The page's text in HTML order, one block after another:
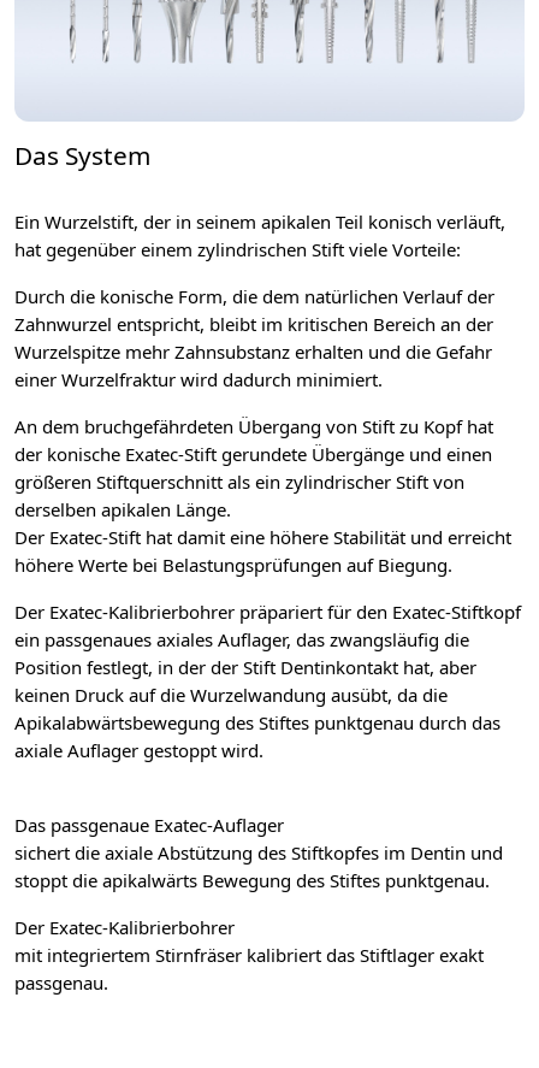
Das System
Ein Wurzelstift, der in seinem apikalen Teil konisch verläuft,
hat gegenüber einem zylindrischen Stift viele Vorteile:
Durch die konische Form, die dem natürlichen Verlauf der
Zahnwurzel entspricht, bleibt im kritischen Bereich an der
Wurzelspitze mehr Zahnsubstanz erhalten und die Gefahr
einer Wurzelfraktur wird dadurch minimiert.
An dem bruchgefährdeten Übergang von Stift zu Kopf hat
der konische Exatec-Stift gerundete Übergänge und einen
größeren Stiftquerschnitt als ein zylindrischer Stift von
derselben apikalen Länge.
Der Exatec-Stift hat damit eine höhere Stabilität und erreicht
höhere Werte bei Belastungsprüfungen auf Biegung.
Der Exatec-Kalibrierbohrer präpariert für den Exatec-Stiftkopf
ein passgenaues axiales Auflager, das zwangsläufig die
Position festlegt, in der der Stift Dentinkontakt hat, aber
keinen Druck auf die Wurzelwandung ausübt, da die
Apikalabwärtsbewegung des Stiftes punktgenau durch das
axiale Auflager gestoppt wird.
Das passgenaue Exatec-Auflager
sichert die axiale Abstützung des Stiftkopfes im Dentin und
stoppt die apikalwärts Bewegung des Stiftes punktgenau.
Der Exatec-Kalibrierbohrer
mit integriertem Stirnfräser kalibriert das Stiftlager exakt
passgenau.